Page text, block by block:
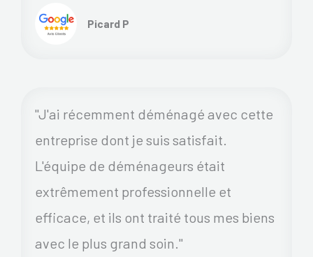
Picard P
"J'ai récemment déménagé avec cette
entreprise dont je suis satisfait.
L'équipe de déménageurs était
extrêmement professionnelle et
efficace, et ils ont traité tous mes biens
avec le plus grand soin."